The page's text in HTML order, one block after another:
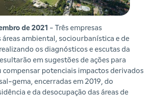
de 2021 - Três empresas
áreas ambiental, sociourbanística e de
os diagnósticos e escutas da
em sugestões de ações para
compensar potenciais impactos derivados
gema, encerradas em 2019, do
e da desocupação das áreas de